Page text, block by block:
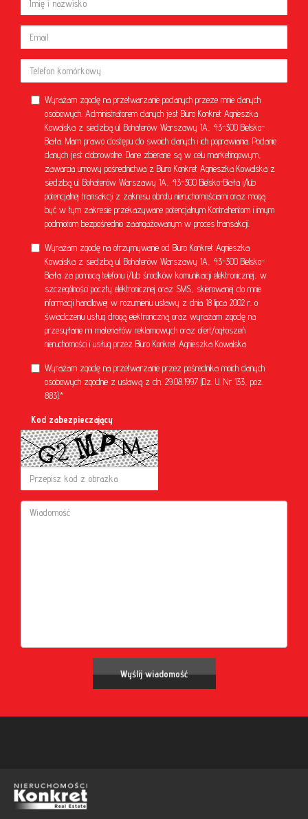
Wyrażam zgodę na przetwarzanie podanych przeze mnie danych
osobowych. Administratorem danych jest Biuro Konkret Agnieszka
Kowalska z siedzibą ul. Bohaterów Warszawy 1A, 43-300 Bielsko-
Biała. Mam prawo dostępu do swoich danych i ich poprawiania. Podanie
danych jest dobrowolne. Dane zbierane są w celu marketingowym,
zawarcia umowy pośrednictwa z Biuro Konkret Agnieszka Kowalska z
siedzibą ul. Bohaterów Warszawy 1A, 43-300 Bielsko-Biała i/lub
potencjalnej transakcji z zakresu obrotu nieruchomościami oraz mogą
być w tym zakresie przekazywane potencjalnym Kontrahentom i innym
podmiotom bezpośrednio zaangażowanym w proces transakcji.
Wyrażam zgodę na otrzymywanie od Biuro Konkret Agnieszka
Kowalska z siedzibą ul. Bohaterów Warszawy 1A, 43-300 Bielsko-
Biała za pomocą telefonu i/lub środków komunikacji elektronicznej, w
szczególności poczty elektronicznej oraz SMS, skierowanej do mnie
informacji handlowej w rozumieniu ustawy z dnia 18 lipca 2002 r. o
świadczeniu usług drogą elektroniczną oraz wyrażam zgodę na
przesyłanie mi materiałów reklamowych oraz ofert/ogłoszeń
nieruchomości i usług przez Biuro Konkret Agnieszka Kowalska
Wyrażam zgodę na przetwarzanie przez pośrednika moich danych
osobowych zgodnie z ustawą z dn. 29.08.1997 (Dz. U. Nr 133, poz.
883).*
Kod zabezpieczający